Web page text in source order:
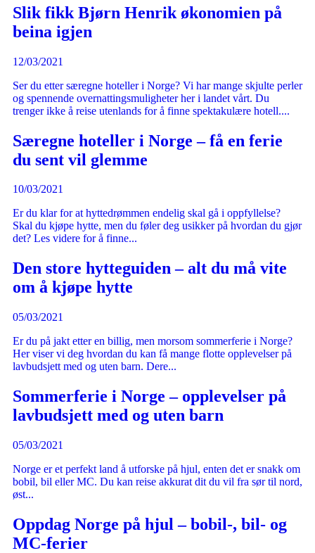
Slik fikk Bjørn Henrik økonomien på
beina igjen
12/03/2021
Ser du etter særegne hoteller i Norge? Vi har mange skjulte perler
og spennende overnattingsmuligheter her i landet vårt. Du
trenger ikke å reise utenlands for å finne spektakulære hotell....
Særegne hoteller i Norge – få en ferie
du sent vil glemme
10/03/2021
Er du klar for at hyttedrømmen endelig skal gå i oppfyllelse?
Skal du kjøpe hytte, men du føler deg usikker på hvordan du gjør
det? Les videre for å finne...
Den store hytteguiden – alt du må vite
om å kjøpe hytte
05/03/2021
Er du på jakt etter en billig, men morsom sommerferie i Norge?
Her viser vi deg hvordan du kan få mange flotte opplevelser på
lavbudsjett med og uten barn. Dere...
Sommerferie i Norge – opplevelser på
lavbudsjett med og uten barn
05/03/2021
Norge er et perfekt land å utforske på hjul, enten det er snakk om
bobil, bil eller MC. Du kan reise akkurat dit du vil fra sør til nord,
øst...
Oppdag Norge på hjul – bobil-, bil- og
MC-ferier